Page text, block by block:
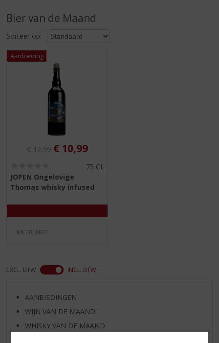
r
i
g
n
g
a
t
e
Bier van de Maand
Sorteer op:
Originele prijs was:
€12,99 , Huidige prijs is:
€ 10,99
,
0
5
75 CL
JOPEN Ongelovige
Thomas whisky infused
MEER INFO
EXCL. BTW INCL. BTW
AANBIEDINGEN
WIJN VAN DE MAAND
WHISKY VAN DE MAAND